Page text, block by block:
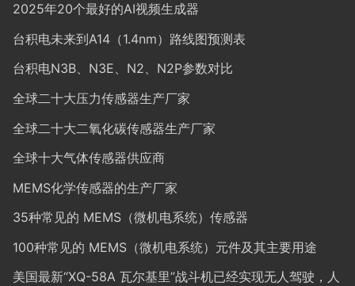
2025年20个最好的AI视频生成器
台积电未来到A14（1.4nm）路线图预测表
台积电N3B、N3E、N2、N2P参数对比
全球二十大压力传感器生产厂家
全球二十大二氧化碳传感器生产厂家
全球十大气体传感器供应商
MEMS化学传感器的生产厂家
35种常见的 MEMS（微机电系统）传感器
100种常见的 MEMS（微机电系统）元件及其主要用途
美国最新“XQ-58A 瓦尔基里”战斗机已经实现无人驾驶，人